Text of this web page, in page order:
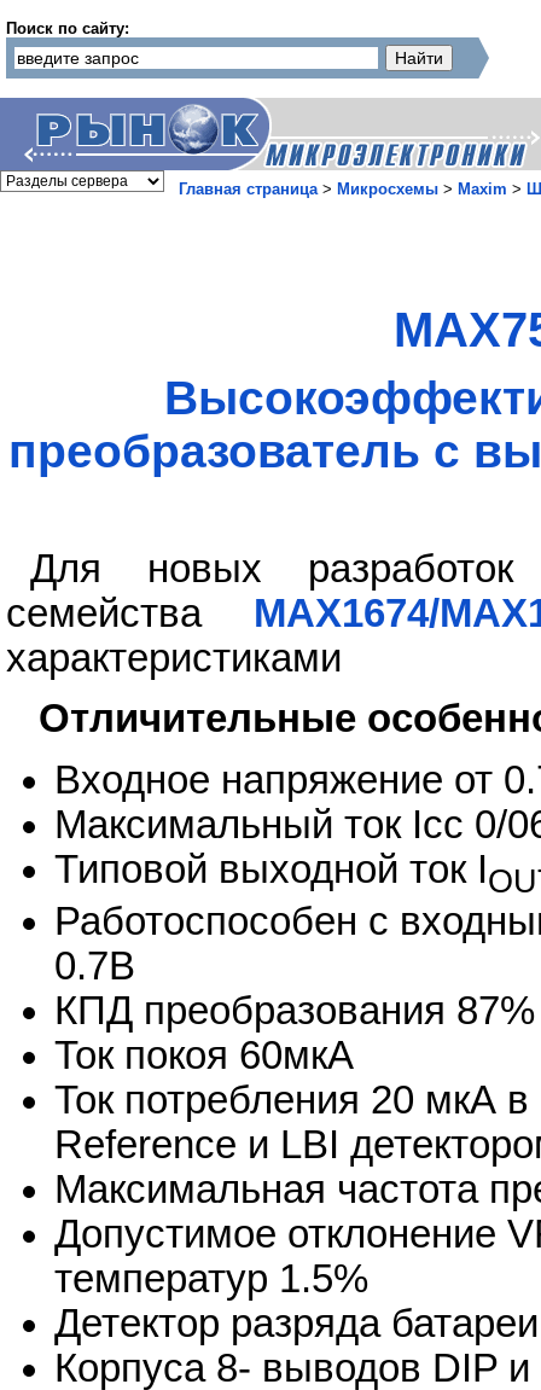
Поиск по сайту:
Главная страница> Микросхемы > Maxim >
преобразователь с
Для новых
семейства MAX1674/
характеристиками
Отличительные
Входное напряжение от
Максимальный ток Icc 0/
Типовой выходной ток I
Работоспособен с
0.7В
КПД преобразования
Ток покоя 60мкА
Ток потребления 20 мкА
Reference и LBI
Максимальная частота
Допустимое отклонение
температур 1.5%
Детектор разряда
Корпуса 8- выводов DIP и